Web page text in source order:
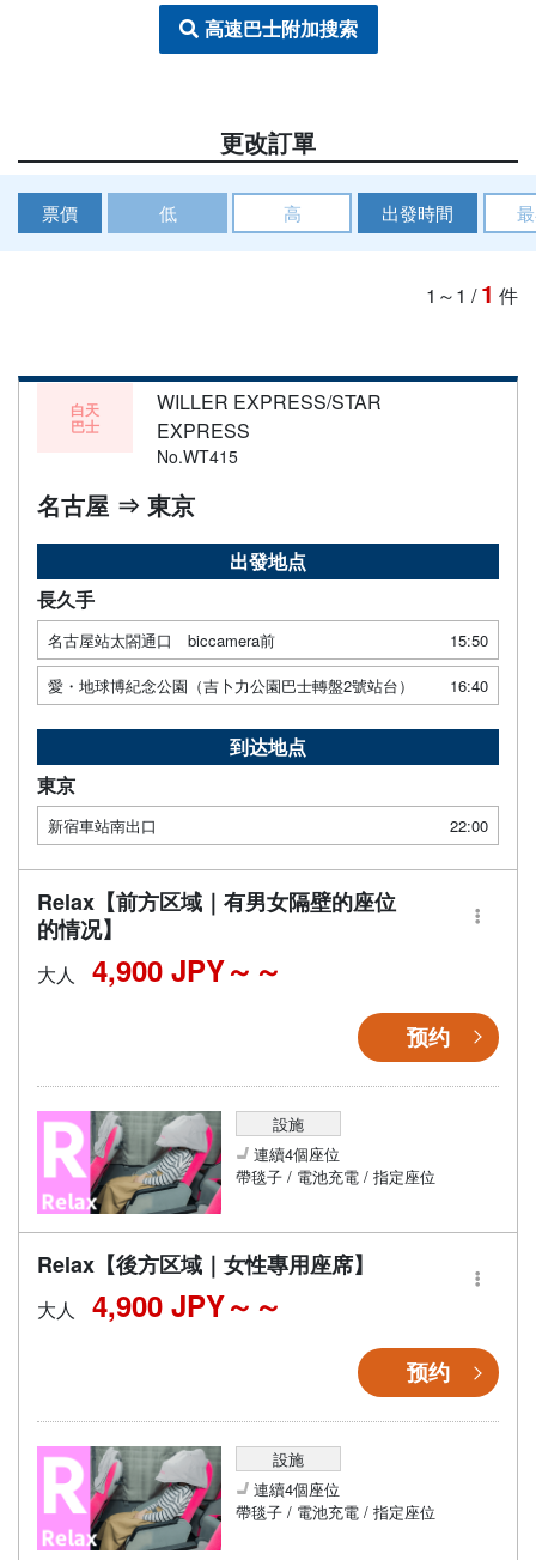
高速巴士附加搜索
更改訂單
票價 低 高 出發時間
1～1 /1 件
白天
巴士
WILLER EXPRESS/STAR
EXPRESS
No.WT415
名古屋 ⇒ 東京
出發地点
長久手
名古屋站太閤通口 biccamera前
15:50
愛・地球博紀念公園（吉卜力公園巴士轉盤2號站台）
16:40
到达地点
東京
新宿車站南出口 22:00
Relax【前方区域｜有男女隔壁的座位
的情况】
大人 4,900 JPY～
预约
設施
連續4個座位
帶毯子 / 電池充電 / 指定座位
Relax【後方区域｜女性專用座席】
大人 4,900 JPY～
预约
設施
連續4個座位
帶毯子 / 電池充電 / 指定座位